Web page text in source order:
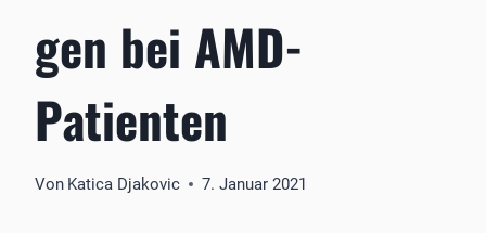
gen bei AMD-
Patienten
Von Katica Djakovic 7. Januar 2021